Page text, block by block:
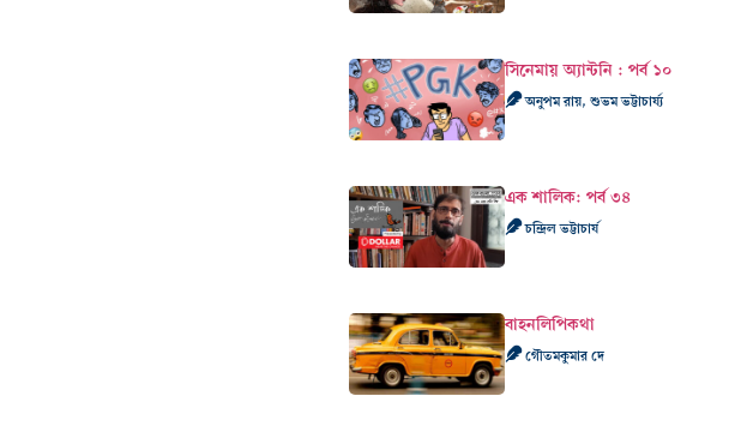
সিনেমায় অ্যান্টনি : পর্ব ১০
অনুপম রায়, শুভম ভট্টাচার্য্য
এক শালিক: পর্ব ৩৪
চন্দ্রিল ভট্টাচার্য
বাহনলিপিকথা
গৌতমকুমার দে